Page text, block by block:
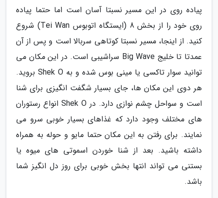
پیاده روی در این مسیر نسبتا آسان است اما حتما پیاده
روی خود را از بخش 8 (ایستگاه اتوبوس Tei Wan) شروع
کنید. از اینجا، مسیر نسبتا کوتاهی سربالا است و پس از آن
عمدتا تا خلیج Big Wave سراشیبی است. در این مکان می
توانید سوار تاکسی یا مینی بوس شده و به Shek O بروید.
هر دوی این مکان ها، جای بسیار شگفت انگیزی برای شنا
است و سواحل چشم نوازی دارد. در Shek O انواع رستوران
های مختلف وجود دارد که غذاهای بسیار خوبی سرو می
نمایند. برای رفتن به این مکان حتما مایو و حوله به همراه
داشته باشید. بعد از شنا خوردن اسموتی های میوه یا
بستنی می تواند انتها بخش خوبی برای روز دل انگیز شما
باشد.